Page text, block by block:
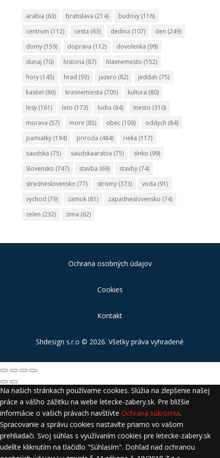
arabia (63) bratislava (214) budovy(116)
centrum (112) cesta (63) dedina (107) den (249)
domy(159) doprava (112) dovolenka (99)
dunaj (70) historia (87) hlavnemesto (152)
hory(145) hrad (93) jazero (82) jeddah (75)
kastiel (86) krasnemiesta (705) kultura (80)
lesy(161) leto (173) ludia (84) mesto (310)
morava (57) more (85) obec(109) oddych (84)
pamiatky(194) priroda (484) rieka (117)
saudska (75) saudskaarabia (75) slnko (99)
Slovensko (747) stavba (69) stavby(74)
stredneslovensko (77) stromy(373) voda (91)
vychod (79) zamok(81) zapadneslovensko (74)
zelen (232) zima (62)
Ochrana osobných údajov
Cookies
Kontakt
Shdesign s.r.o © 2026. Všetky práva vyhradené
Na našich stránkach používame cookies. Slúžia na zlepšenie našej
práce a vášho zážitku na webe letecke-zabery.sk. Pre bližšie
informácie o vašich právach navštívte Ochrana súkromia.
Spracovanie a správu cookies nastavíte priamo vo vašom
prehliadači. Svoj súhlas s využívaním cookies pre letecke-zabery.sk
udelíte kliknutím na tlačidlo "Súhlasím". Dohľad nad ochranou